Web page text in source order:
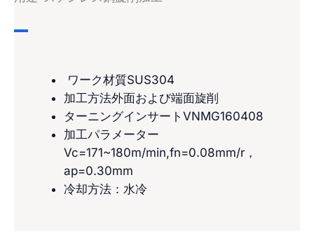
ワーク材質SUS304
加工方法外面および端面旋削
ターニングインサートVNMG160408
加工パラメーター
Vc=171~180m/min,fn=0.08mm/r，
ap=0.30mm
冷却方法：水冷